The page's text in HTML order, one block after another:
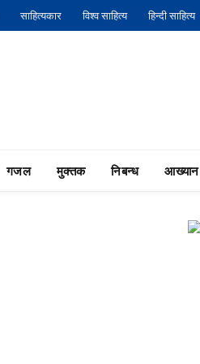
साहित्यकार विश्व साहित्य हिन्दी साहित्य
गजल मुक्तक निबन्ध आख्यान